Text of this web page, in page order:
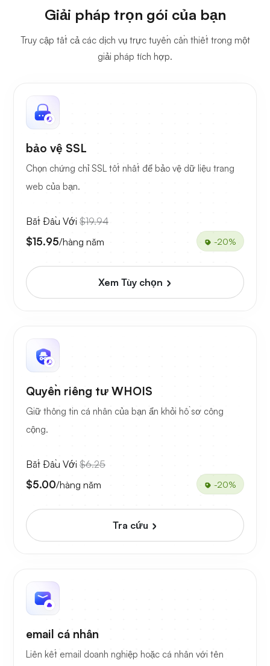
Giải pháp trọn gói của bạn
Truy cập tất cả các dịch vụ trực tuyến cần thiết trong một
giải pháp tích hợp.
bảo vệ SSL
Chọn chứng chỉ SSL tốt nhất để bảo vệ dữ liệu trang
web của bạn.
Bắt Đầu Với $19.94
$15.95/hàng năm -20%
Xem Tùy chọn
Quyền riêng tư WHOIS
Giữ thông tin cá nhân của bạn ẩn khỏi hồ sơ công
cộng.
Bắt Đầu Với $6.25
$5.00/hàng năm -20%
Tra cứu
email cá nhân
Liên kết email doanh nghiệp hoặc cá nhân với tên